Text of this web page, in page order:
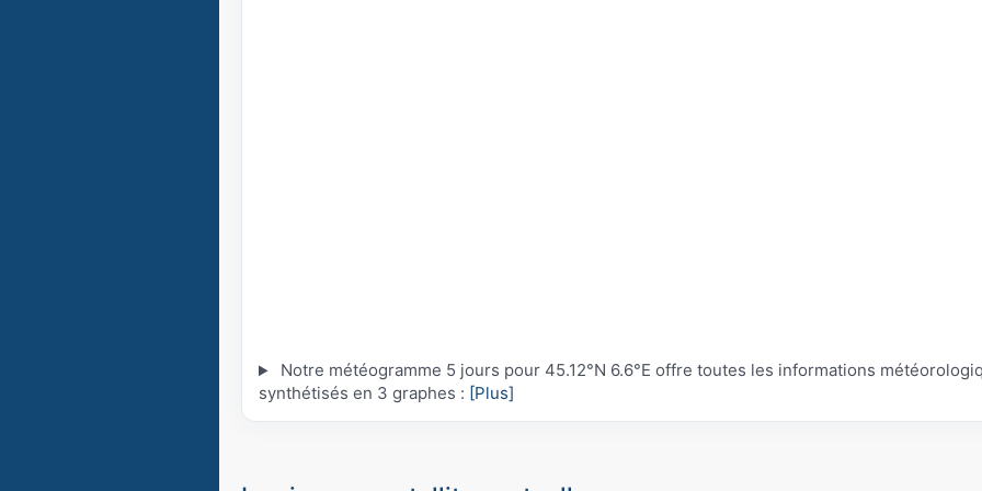
Notre météogramme 5 jours pour 45.12°N 6.6°E offre toutes les informations
synthétisés en 3 graphes : [Plus]